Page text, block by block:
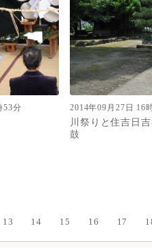
53分 2014年09月27日 16
川祭りと住吉日
鼓
13 14 15 16 17